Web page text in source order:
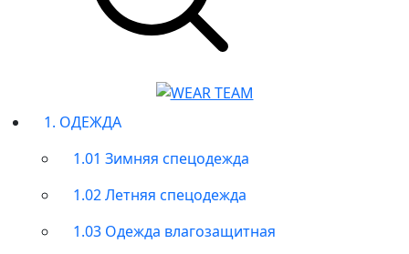
1. ОДЕЖДА
1.01 Зимняя спецодежда
1.02 Летняя спецодежда
1.03 Одежда влагозащитная